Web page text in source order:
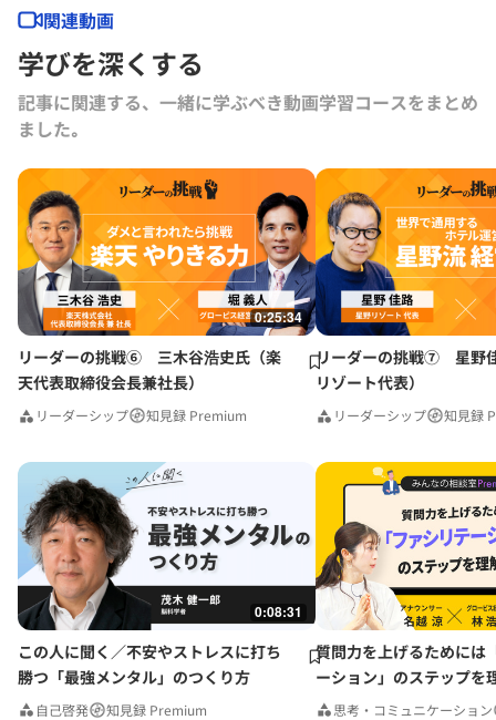
ティ」「イノベーション」等のプログラムの講師も担当。
その他、公益財団法人日本サッカー協会の審判委員会に外部委員として
も参画。
関連動画
学びを深くする
記事に関連する、一緒に学ぶべき動画学習コースをまとめ
ました｡
0:25:34
リーダーの挑戦⑥ 三木谷浩史氏（楽
天代表取締役会長兼社長）
リーダーシップ 知見録 Premium
リーダーの挑戦⑦ 星野
リゾート代表）
リーダーシップ 知見録
0:08:31
この人に聞く／不安やストレスに打ち
勝つ「最強メンタル」のつくり方
自己啓発 知見録 Premium
質問力を上げるためには
ーション」のステップを
みんなの相談室Premium
思考・コミュニケーション